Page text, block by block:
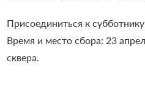
Присоединиться к
Время и место сбора: 23
сквера.